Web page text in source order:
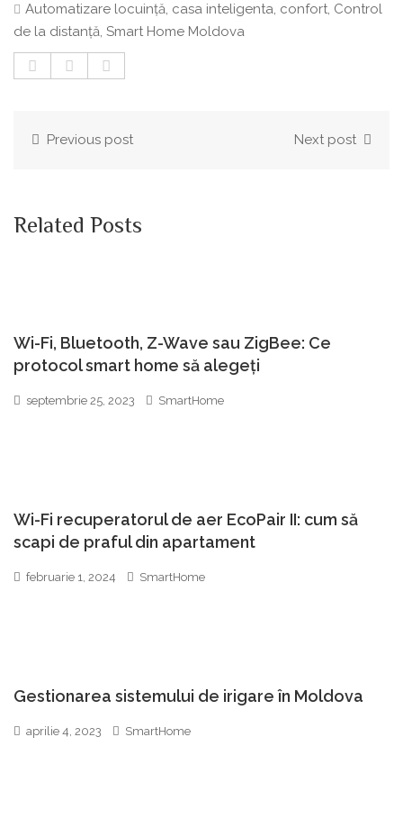
Automatizare locuință, casa inteligenta, confort, Control
de la distanță, Smart Home Moldova
Previous post Next post
Related Posts
Wi-Fi, Bluetooth, Z-Wave sau ZigBee: Ce
protocol smart home să alegeți
septembrie 25, 2023 SmartHome
Wi-Fi recuperatorul de aer EcoPair II: cum să
scapi de praful din apartament
februarie 1, 2024 SmartHome
Gestionarea sistemului de irigare în Moldova
aprilie 4, 2023 SmartHome